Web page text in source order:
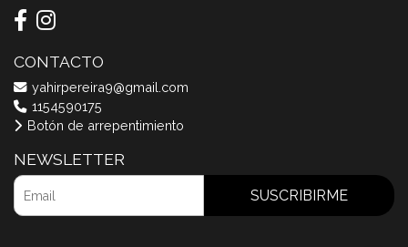
CONTACTO
yahirpereira9@gmail.com
1154590175
Botón de arrepentimiento
NEWSLETTER
SUSCRIBIRME